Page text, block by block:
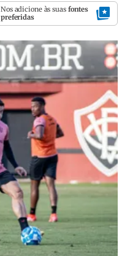
Nos adicione às suas fontes
preferidas